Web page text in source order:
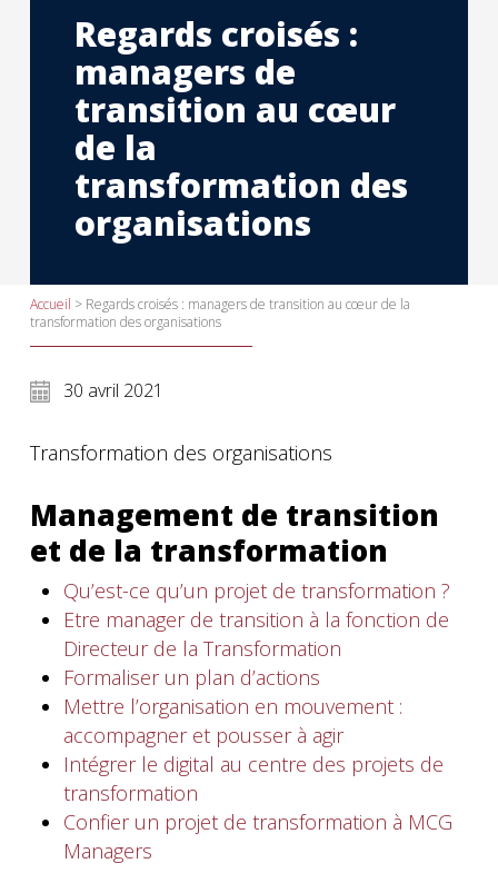
Regards croisés :
managers de
transition au cœur
de la
transformation des
organisations
Accueil > Regards croisés : managers de transition au cœur de la
transformation des organisations
30 avril 2021
Transformation des organisations
Management de transition
et de la transformation
Qu’est-ce qu’un projet de transformation ?
Etre manager de transition à la fonction de
Directeur de la Transformation
Formaliser un plan d’actions
Mettre l’organisation en mouvement :
accompagner et pousser à agir
Intégrer le digital au centre des projets de
transformation
Confier un projet de transformation à MCG
Managers